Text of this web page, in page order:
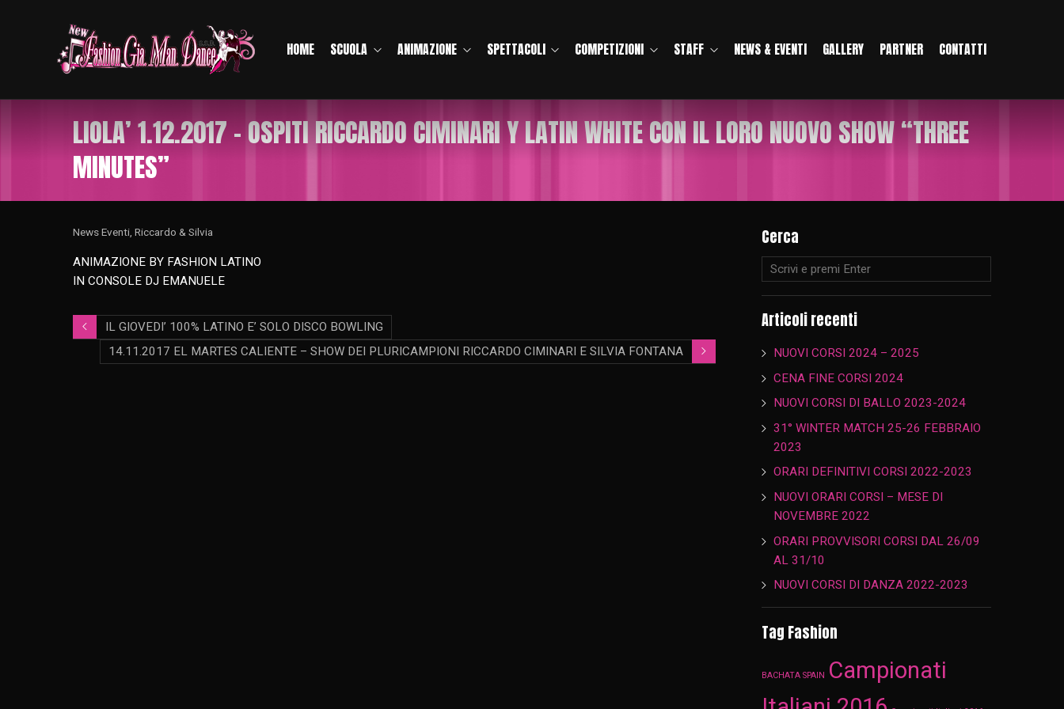
HOME SCUOLA ANIMAZIONE SPETTACOLI COMPETIZIONI STAFF NEWS & EVENTI GALLERY PARTNER CONTATTI
LIOLA’ 1.12.2017 – OSPITI RICCARDO CIMINARI Y LATIN WHITE CON IL LORO NUOVO SHOW “THREE
MINUTES”
News Eventi Riccardo & Silvia
ANIMAZIONE BY FASHION LATINO
IN CONSOLE DJ EMANUELE
IL GIOVEDI’ 100% LATINO E’ SOLO DISCO BOWLING
14.11.2017 EL MARTES CALIENTE – SHOW DEI PLURICAMPIONI RICCARDO CIMINARI E SILVIA FONTANA
Cerca
Articoli recenti
NUOVI CORSI 2024 – 2025
CENA FINE CORSI 2024
NUOVI CORSI DI BALLO 2023-2024
31° WINTER MATCH 25-26 FEBBRAIO
2023
ORARI DEFINITIVI CORSI 2022-2023
NUOVI ORARI CORSI – MESE DI
NOVEMBRE 2022
ORARI PROVVISORI CORSI DAL 26/09
AL 31/10
NUOVI CORSI DI DANZA 2022-2023
Tag Fashion
BACHATA SPAIN Campionati